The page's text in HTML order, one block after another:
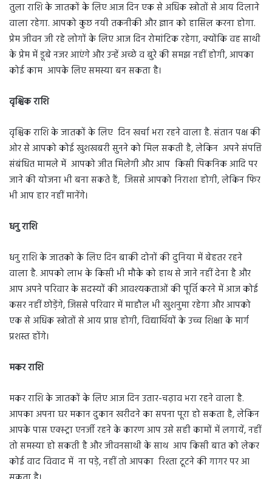
तुला राशि के जातकों के लिए आज दिन एक से अधिक स्त्रोतों से आय दिलाने
वाला रहेगा. आपको कुछ नयी तकनीकी और ज्ञान को हासिल करना होगा.
प्रेम जीवन जी रहे लोगों के लिए आज दिन रोमांटिक रहेगा, क्योंकि वह साथी
के प्रेम में डूबे नजर आएंगे और उन्हें अच्छे व बुरे की समझ नहीं होगी, आपका
कोई काम आपके लिए समस्या बन सकता है।
वृश्चिक राशि
वृश्चिक राशि के जातकों के लिए दिन खर्चा भरा रहने वाला है. संतान पक्ष की
ओर से आपको कोई खुशखबरी सुनने को मिल सकती है, लेकिन अपने संपत्ति
संबंधित मामले में आपको जीत मिलेगी और आप किसी पिकनिक आदि पर
जाने की योजना भी बना सकते हैं, जिससे आपको निराशा होगी, लेकिन फिर
भी आप हार नहीं मानेंगे।
धनु राशि
धनु राशि के जातको के लिए दिन बाकी दोनों की दुनिया में बेहतर रहने
वाला है. आपको लाभ के किसी भी मौके को हाथ से जाने नहीं देना है और
आप अपने परिवार के सदस्यों की आवश्यकताओं की पूर्ति करने में आज कोई
कसर नहीं छोड़ेंगे, जिससे परिवार में माहौल भी खुशनुमा रहेगा और आपको
एक से अधिक स्त्रोतों से आय प्राप्त होगी, विद्यार्थियों के उच्च शिक्षा के मार्ग
प्रशस्त होंगे।
मकर राशि
मकर राशि के जातकों के लिए आज दिन उतार-चढ़ाव भरा रहने वाला है.
आपका अपना घर मकान दुकान खरीदने का सपना पूरा हो सकता है, लेकिन
आपके पास एक्स्ट्रा एनर्जी रहने के कारण आप उसे सही कामों में लगायें, नहीं
तो समस्या हो सकती है और जीवनसाथी के साथ आप किसी बात को लेकर
कोई वाद विवाद में ना पड़े, नहीं तो आपका रिश्ता टूटने की गागर पर आ